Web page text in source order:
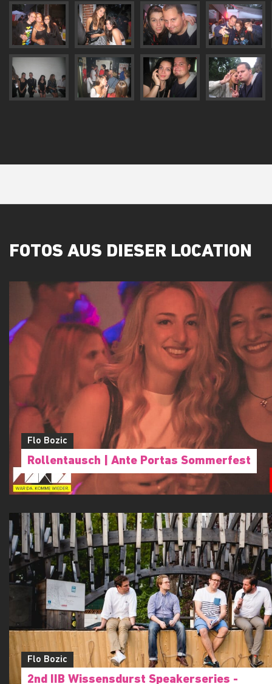
FOTOS AUS DIESER LOCATION
Flo Bozic
Rollentausch | Ante Portas Sommerfest
Flo Bozic
2nd IIB Wissensdurst Speakerseries -